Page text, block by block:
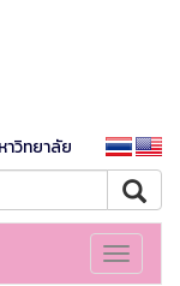
าวิทยาลัย
Toggle